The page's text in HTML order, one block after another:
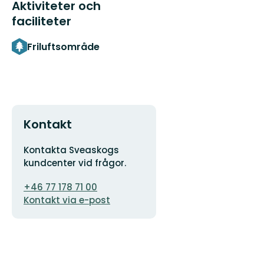
Aktiviteter och
faciliteter
Friluftsområde
Kontakt
Adress
Kontakta Sveaskogs
kundcenter vid frågor.
postadress
+46 77 178 71 00
Kontakt via e-post